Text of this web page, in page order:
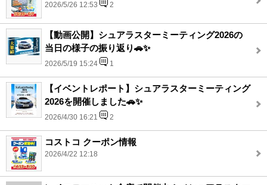
2026/5/26 12:53 2
【動画公開】シュアラスターミーティング2026の
当日の様子の振り返り🚗✨
2026/5/19 15:24 1
【イベントレポート】シュアラスターミーティング
2026を開催しました🚗✨
2026/4/30 16:21 2
コストコ クーポン情報
2026/4/22 12:18